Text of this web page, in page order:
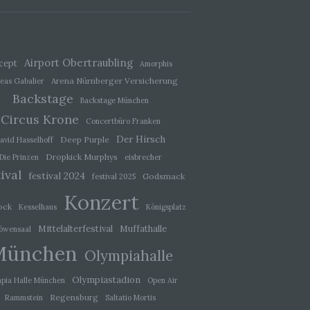
Airport Obertraubling
Amorphis
Gabalier
Arena Nürnberger Versicherung
Backstage Backstage München
Circus Krone
Concertbüro Franken
Hasselhoff
Deep Purple Der Hirsch
Die Prinzen Dropkick Murphys eisbrecher
festival 2024 festival 2025 Godsmack
Kesselhaus Konzert Königsplatz
Mittelalterfestival Muffathalle
Olympiahalle
Halle München Olympiastadion
Open Air
Rammstein
Regensburg Saltatio Mortis